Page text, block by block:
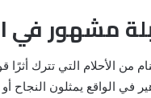
مشهور في
من الأحلام التي تترك
في الواقع يمثلون النجاح